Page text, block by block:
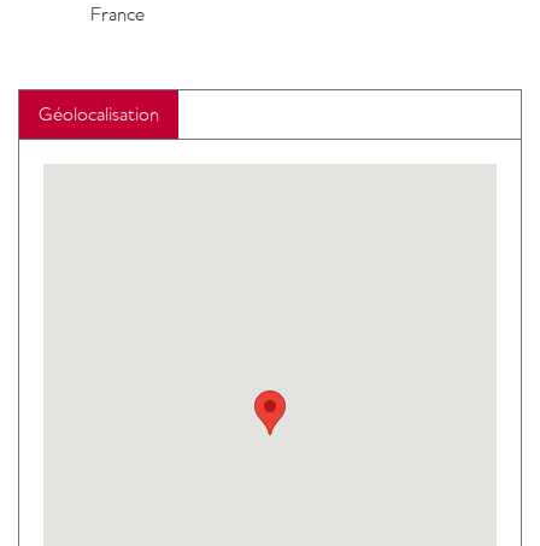
France
Géolocalisation